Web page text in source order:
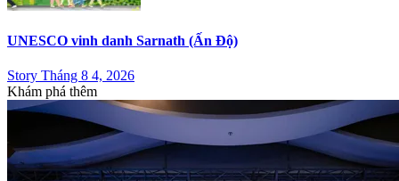
UNESCO vinh danh Sarnath (Ấn Độ)
Story Tháng 8 4, 2026
Khám phá thêm